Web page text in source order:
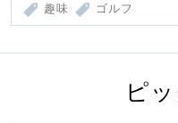
趣味 ゴルフ
ピ